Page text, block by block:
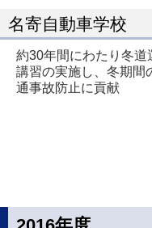
名寄自動車学校
約30年間にわたり冬道
講習の実施し、冬期間
通事故防止に貢献